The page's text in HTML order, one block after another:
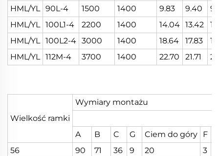
HML/YL 90L-4 1500 1400 9.83 9.40
HML/YL 100L1-4 2200 1400 14.04 13.42
HML/YL 100L2-4 3000 1400 18.64 17.83
HML/YL 112M-4 3700 1400 22.70 21.71
Wielkość ramki
Wymiary montażu
A B C G Ciem do góry F
56
90 71 36 9 20 3